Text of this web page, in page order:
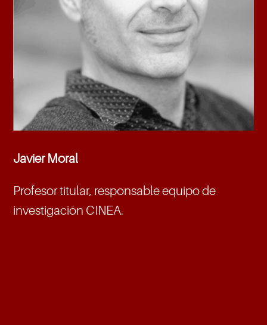
Javier Moral
Profesor titular, responsable equipo de
investigación CINEA.